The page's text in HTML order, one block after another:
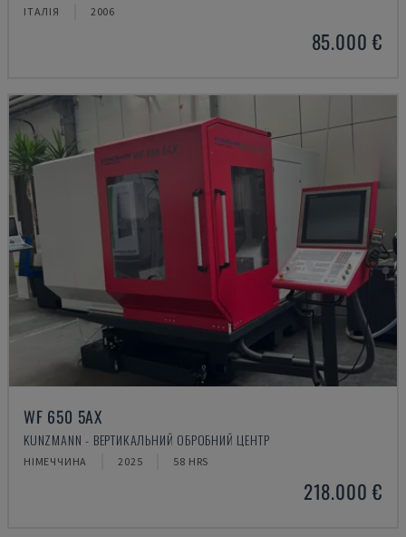
ІТАЛІЯ 2006
85.000 €
WF 650 5AX
KUNZMANN - ВЕРТИКАЛЬНИЙ ОБРОБНИЙ ЦЕНТР
НІМЕЧЧИНА 2025 58 HRS
218.000 €